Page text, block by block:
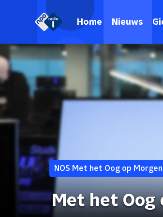
Home Nieuws
NOS Met het Oog op Morgen
Met het Oog